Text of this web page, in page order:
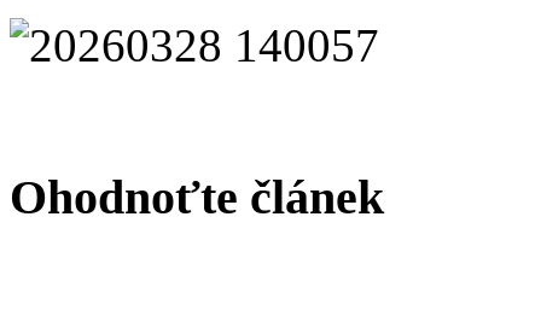
Ohodnoťte článek